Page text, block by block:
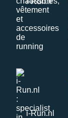
i-Run.nl